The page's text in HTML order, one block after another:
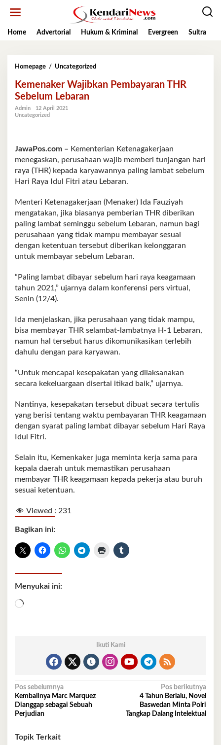
Home
Advertorial Hukum & Kriminal Evergreen Sultra
Homepage / Uncategorized
Pembayaran
Kemenaker Wajibkan Pembayaran THR
Sebelum Lebaran
Admin
12 April 2021
Uncategorized
JawaPos.com – Kementerian Ketenagakerjaan
menegaskan, perusahaan wajib memberi tunjangan hari
raya (THR) kepada karyawannya paling lambat sebelum
Hari Raya Idul Fitri atau Lebaran.
Menteri Ketenagakerjaan (Menaker) Ida Fauziyah
mengatakan, jika biasanya pemberian THR diberikan
paling lambat seminggu sebelum Lebaran, namun bagi
perusahaan yang tidak mampu membayar sesuai
dengan ketentuan tersebut diberikan kelonggaran
untuk membayar sebelum Lebaran.
“Paling lambat dibayar sebelum hari raya keagamaan
tahun 2021,” ujarnya dalam konferensi pers virtual,
Senin (12/4).
Ida menjelaskan, jika perusahaan yang tidak mampu,
bisa membayar THR selambat-lambatnya H-1 Lebaran,
namun hal tersebut harus dikomunikasikan terlebih
dahulu dengan para karyawan.
“Untuk mencapai kesepakatan yang dilaksanakan
secara kekeluargaan disertai itikad baik,” ujarnya.
Nantinya, kesepakatan tersebut dibuat secara tertulis
yang berisi tentang waktu pembayaran THR keagamaan
dengan syarat paling lambat dibayar sebelum Hari Raya
Idul Fitri.
Selain itu, Kemenkaker juga meminta kerja sama para
kepala daerah untuk memastikan perusahaan
membayar THR keagamaan kepada pekerja atau buruh
sesuai ketentuan.
Viewed : 231
Bagikan ini:
Menyukai ini:
Memuat...
Ikuti Kami
Navigasi
pos
Pos sebelumnya
Kembalinya Marc Marquez
Dianggap sebagai Sebuah
Perjudian
Pos berikutnya
4 Tahun Berlalu, Novel
Baswedan Minta Polri
Tangkap Dalang Intelektual
Topik Terkait